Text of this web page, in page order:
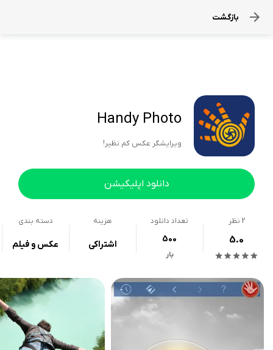
بازگشت
Handy Photo
ویرایشگر عکس کم نظیر!
دانلود اپلیکیشن
2 نظر
5.0
تعداد دانلود
500
بار
هزینه
اشتراکی
دسته بندی
عکس و فیلم